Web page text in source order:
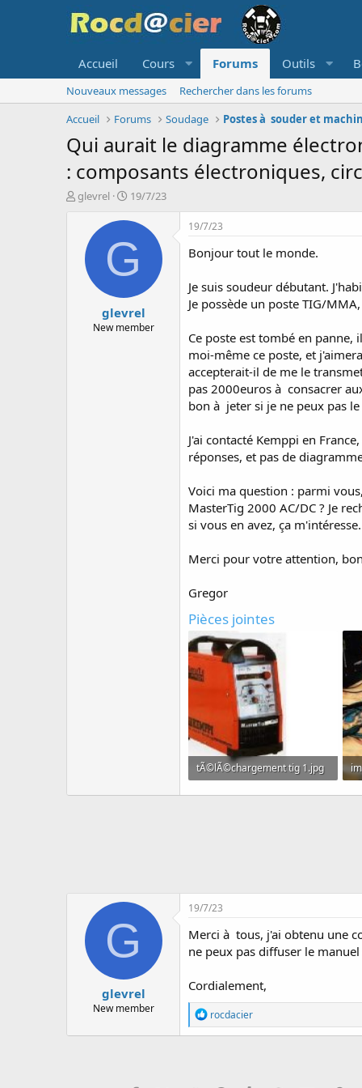
Accueil Cours Forums Outils
Nouveaux messages
Rechercher dans les forums
Accueil
Forums Soudage Postes à souder et
Qui aurait le diagramme
: composants électroniques,
A
glevrel
D
t
d
e
é
b
u
19/7/23
G
glevrel
New member
19/7/23
Bonjour tout le monde.
Je suis soudeur débutant.
Je possède un poste TIG/
Ce poste est tombé en panne,
moi-même ce poste, et
accepterait-il de me le
pas 2000euros à consacrer
bon à jeter si je ne peux pas
J'ai contacté Kemppi en
réponses, et pas de
Voici ma question : parmi
MasterTig 2000 AC/DC ? Je
si vous en avez, ça m'intéresse.
Merci pour votre attention,
Gregor
Pièces jointes
tÃ©lÃ©chargement tig 1.jpg
52.5 KB · Affichages: 380
G
glevrel
New member
19/7/23
Merci à tous, j'ai obtenu une
ne peux pas diffuser le
Cordialement,
R
é
a
rocdacier